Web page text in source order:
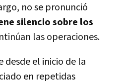
no se pronunció
silencio sobre los
las operaciones.
desde el inicio de la
en repetidas